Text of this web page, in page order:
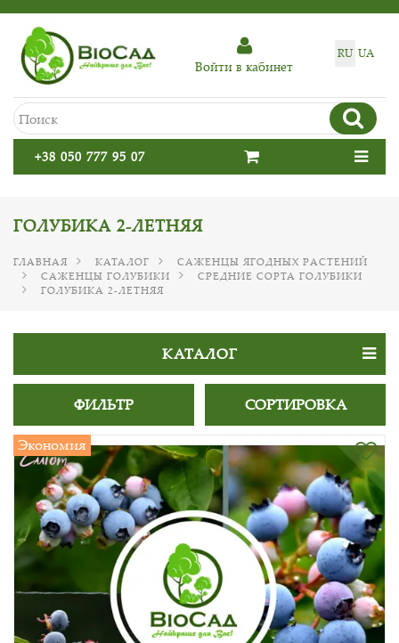
RU UA
Войти в кабинет
+38 050 777 95 07
ГОЛУБИКА 2-ЛЕТНЯЯ
ГЛАВНАЯ КАТАЛОГ
САЖЕНЦЫ ЯГОДНЫХ РАСТЕНИЙ
САЖЕНЦЫ ГОЛУБИКИ
СРЕДНИЕ СОРТА ГОЛУБИКИ
ГОЛУБИКА 2-ЛЕТНЯЯ
КАТАЛОГ
ФИЛЬТР СОРТИРОВКА
Экономия